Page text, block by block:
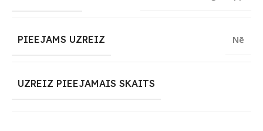
PIEEJAMS UZREIZ Nē
UZREIZ PIEEJAMAIS SKAITS